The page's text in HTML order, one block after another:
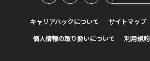
キャリアハックについて サイトマップ
個人情報の取り扱いについて 利用規約